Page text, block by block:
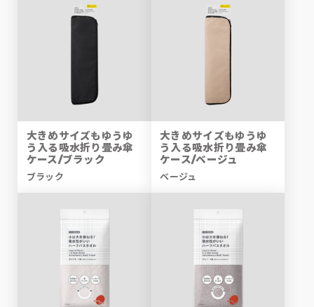
大きめサイズもゆうゆ
う入る吸水折り畳み傘
ケース/ブラック
ブラック
大きめサイズもゆうゆ
う入る吸水折り畳み傘
ケース/ベージュ
ベージュ